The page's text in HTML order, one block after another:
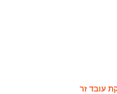
עובד זר